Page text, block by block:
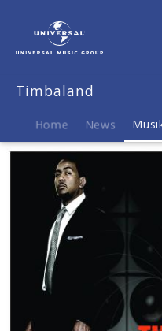
(2-
Track)
Timbaland
Home News